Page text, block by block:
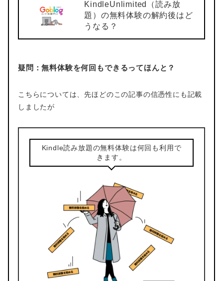
KindleUnlimited（読み放
題）の無料体験の解約後はど
うなる？
疑問：無料体験を何回もできるってほんと？
こちらについては、先ほどのこの記事の信憑性にも記載
しましたが
Kindle読み放題の無料体験は何回も利用で
きます。